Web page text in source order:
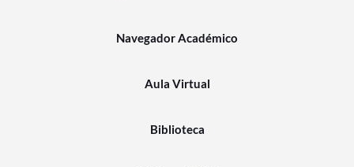
Navegador Académico
Aula Virtual
Biblioteca